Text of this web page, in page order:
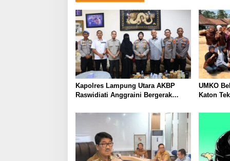
Kapolres Lampung Utara AKBP
Raswidiati Anggraini Bergerak
dan Adat Perkuat Kamtibmas
UMKO
Katon